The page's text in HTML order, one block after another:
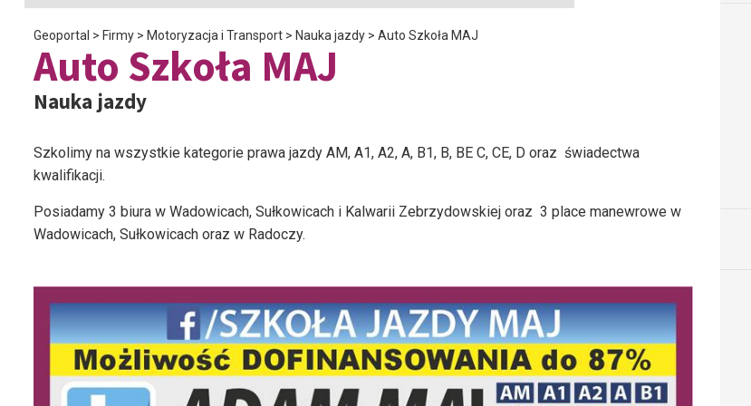
Geoportal > Firmy > Motoryzacja i Transport > Nauka jazdy > Auto Szkoła MAJ
Auto Szkoła MAJ
Nauka jazdy
Szkolimy na wszystkie kategorie prawa jazdy AM, A1, A2, A, B1, B, BE C, CE, D oraz świadectwa
kwalifikacji.
Posiadamy 3 biura w Wadowicach, Sułkowicach i Kalwarii Zebrzydowskiej oraz 3 place manewrowe w
Wadowicach, Sułkowicach oraz w Radoczy.